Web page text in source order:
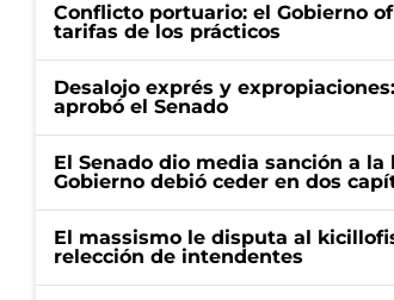
Conflicto portuario: el Gobierno
tarifas de los prácticos
Desalojo exprés y
aprobó el Senado
El Senado dio media sanción a
Gobierno debió ceder en dos
El massismo le disputa al
relección de intendentes